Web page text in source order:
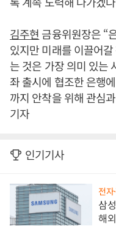
김주현 금융위원장은 “
있지만 미래를 이끌어
는 것은 가장 의미 있는
좌 출시에 협조한 은행
까지 안착을 위해 관심
기자
인기기사
전자
삼
해